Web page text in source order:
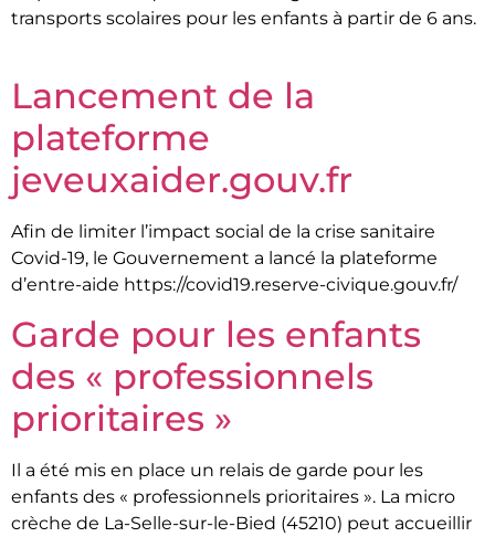
transports scolaires pour les enfants à partir de 6 ans.
Lancement de la
plateforme
jeveuxaider.gouv.fr
Afin de limiter l’impact social de la crise sanitaire
Covid-19, le Gouvernement a lancé la plateforme
d’entre-aide https://covid19.reserve-civique.gouv.fr/
Garde pour les enfants
des « professionnels
prioritaires »
Il a été mis en place un relais de garde pour les
enfants des « professionnels prioritaires ». La micro
crèche de La-Selle-sur-le-Bied (45210) peut accueillir